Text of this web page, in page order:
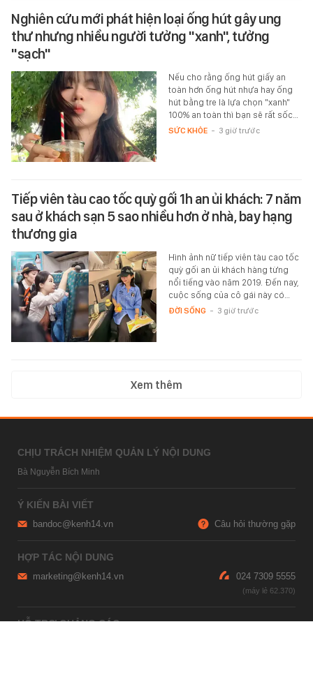
Nghiên cứu mới phát hiện loại ống hút gây ung
thư nhưng nhiều người tưởng "xanh", tưởng
"sạch"
Nếu cho rằng ống hút giấy an
toàn hơn ống hút nhựa hay ống
hút bằng tre là lựa chọn "xanh"
100% an toàn thì bạn sẽ rất sốc…
SỨC KHỎE - 3 giờ trước
Tiếp viên tàu cao tốc quỳ gối 1h an ủi khách: 7 năm
sau ở khách sạn 5 sao nhiều hơn ở nhà, bay hạng
thương gia
Hình ảnh nữ tiếp viên tàu cao tốc
quỳ gối an ủi khách hàng từng
nổi tiếng vào năm 2019. Đến nay,
cuộc sống của cô gái này có…
ĐỜI SỐNG - 3 giờ trước
Xem thêm
CHỊU TRÁCH NHIỆM QUẢN LÝ NỘI DUNG
Bà Nguyễn Bích Minh
Ý KIẾN BÀI VIẾT
bandoc@kenh14.vn Câu hỏi thường gặp
HỢP TÁC NỘI DUNG
marketing@kenh14.vn 024 7309 5555
HỖ TRỢ QUẢNG CÁO